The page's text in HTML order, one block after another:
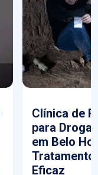
Clínica de
para
em Belo
Tratamento
Eficaz